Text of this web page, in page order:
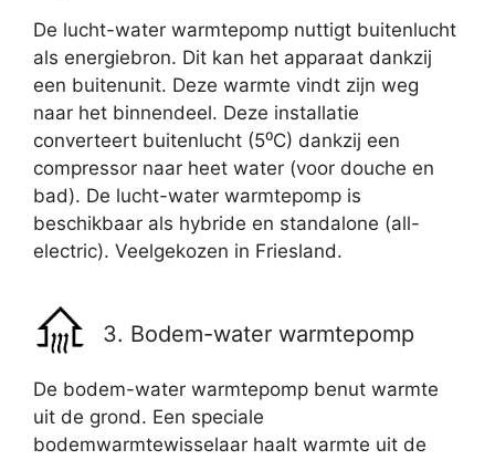
De lucht-water warmtepomp nuttigt buitenlucht
als energiebron. Dit kan het apparaat dankzij
een buitenunit. Deze warmte vindt zijn weg
naar het binnendeel. Deze installatie
converteert buitenlucht (5⁰C) dankzij een
compressor naar heet water (voor douche en
bad). De lucht-water warmtepomp is
beschikbaar als hybride en standalone (all-
electric). Veelgekozen in Friesland.
3. Bodem-water warmtepomp
De bodem-water warmtepomp benut warmte
uit de grond. Een speciale
bodemwarmtewisselaar haalt warmte uit de